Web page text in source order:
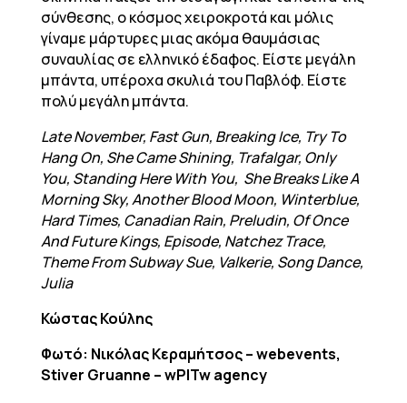
σύνθεσης, ο κόσμος χειροκροτά και μόλις
γίναμε μάρτυρες μιας ακόμα θαυμάσιας
συναυλίας σε ελληνικό έδαφος. Είστε μεγάλη
μπάντα, υπέροχα σκυλιά του Παβλόφ. Είστε
πολύ μεγάλη μπάντα.
Late November, Fast Gun, Breaking Ice, Try To
Hang On, She Came Shining, Trafalgar, Only
You, Standing Here With You, She Breaks Like A
Morning Sky, Another Blood Moon, Winterblue,
Hard Times, Canadian Rain, Preludin, Of Once
And Future Kings, Episode, Natchez Trace,
Theme From Subway Sue, Valkerie, Song Dance,
Julia
Κώστας Κούλης
Φωτό: Νικόλας Κεραμήτσος – webevents,
Stiver Gruanne – wPITw agency